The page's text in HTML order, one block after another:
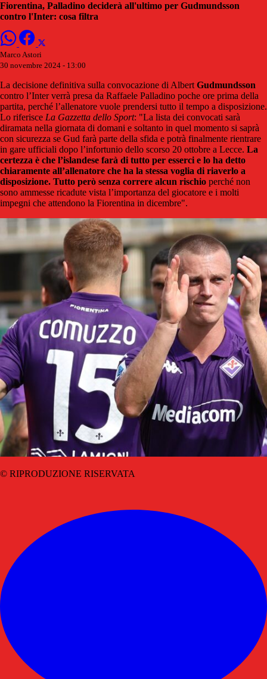
Fiorentina, Palladino deciderà all'ultimo per Gudmundsson
contro l'Inter: cosa filtra
Marco Astori
30 novembre 2024 - 13:00
La decisione definitiva sulla convocazione di Albert Gudmundsson
contro l’Inter verrà presa da Raffaele Palladino poche ore prima della
partita, perché l’allenatore vuole prendersi tutto il tempo a disposizione.
Lo riferisce La Gazzetta dello Sport: "La lista dei convocati sarà
diramata nella giornata di domani e soltanto in quel momento si saprà
con sicurezza se Gud farà parte della sfida e potrà finalmente rientrare
in gare ufficiali dopo l’infortunio dello scorso 20 ottobre a Lecce. La
certezza è che l’islandese farà di tutto per esserci e lo ha detto
chiaramente all’allenatore che ha la stessa voglia di riaverlo a
disposizione. Tutto però senza correre alcun rischio perché non
sono ammesse ricadute vista l’importanza del giocatore e i molti
impegni che attendono la Fiorentina in dicembre".
© RIPRODUZIONE RISERVATA